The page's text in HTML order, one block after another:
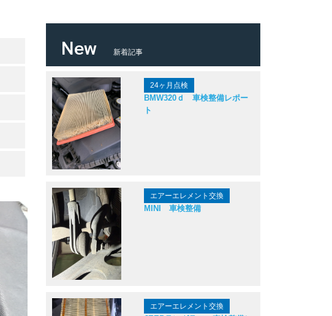
New 新着記事
24ヶ月点検
BMW320ｄ 車検整備レポー
ト
エアーエレメント交換
MINI 車検整備
エアーエレメント交換